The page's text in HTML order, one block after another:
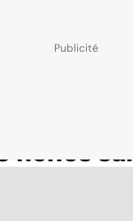
fiches